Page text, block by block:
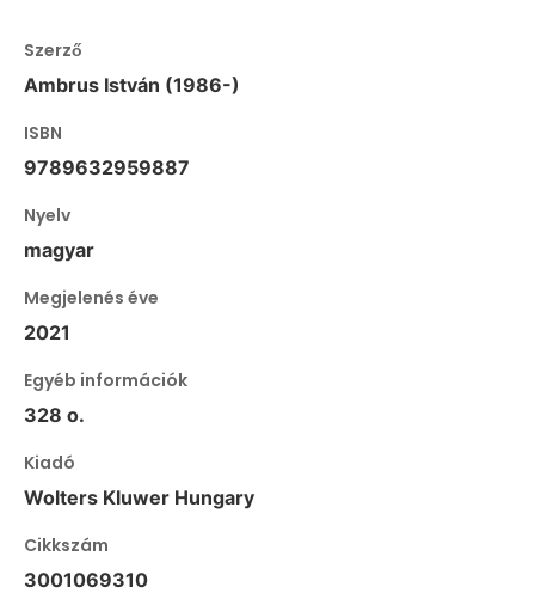
Szerző
Ambrus István (1986-)
ISBN
9789632959887
Nyelv
magyar
Megjelenés éve
2021
Egyéb információk
328 o.
Kiadó
Wolters Kluwer Hungary
Cikkszám
3001069310